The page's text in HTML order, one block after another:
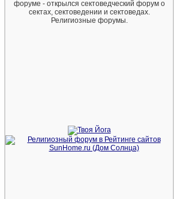
форуме - открылся сектоведческий форум о
сектах, сектоведении и сектоведах.
Религиозные форумы.